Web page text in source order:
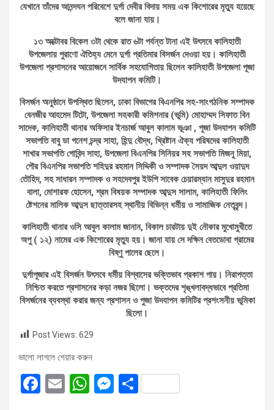
যেখানে তাঁদের আনন্দঘন পরিবেশে দুর্গা দেবীর বিদায় সময় এক কিশোরের মৃত্যু হয়েছে
বলে জানা যায়।
১৩ অক্টোবর বিকেল ৩টা থেকে রাত ৬টা পর্যন্ত টানা এই উৎসবে কালিহাতী
উপজেলায় পুরাণো ঐতিহ্য মেনে দুর্গা প্রতিমার বিসর্জন দেওয়া হয়। কালিহাতী
উপজেলা প্রশাসনের আয়োজনে সার্বিক সহযোগিতায় ছিলেন কালিহাতী উপজেলা পূজা
উদযাপন কমিটি।
বিসর্জন অনুষ্ঠানে উপস্থিত ছিলেন, ঢাকা বিভাগের বিএনপির সহ-সাংগঠনিক সম্পাদক
বেনজীর আহমেদ টিটো, উপজেলা সহকারী কমিশনার (ভূমি) মোহাম্মদ সিফাত বিন
সাদেক, কালিহাতী থানার অফিসার ইনচার্জ আবুল কালাম ভূঞা , পূজা উদযাপন কমিটি
সভাপতি বাবু ডা গনেশ চন্দ্র সাহা, হিন্দু বৌদ্ধ, খ্রিষ্টান ঐক্য পরিষদের কালিহাতী
শাখার সভাপতি গোবিন্দ সাহা, উপজেলা বিএনপির সিনিয়র সহ সভাপতি মিজনু মিয়া,
পৌর বিএনপির সভাপতি শহিদুর রহমান সিদ্দিকী ও সম্পাদক সৈয়দ আব্দুল ওয়াদুদ
তৌহিদ, সহ সাধারন সম্পাদক ও সহদেবপুর ইউপি সাবেক চেয়ারম্যান মাসুদুর রহমান
বালা, মোশারফ হোসেন, শ্রম বিষয়ক সম্পাদক আব্দুস সালাম, কালিহাতী ফিলিং
ষ্টেশনের মালিক আব্দুস ছাত্তারসহ স্থানীয় বিভিন্ন ধর্মীয় ও সামাজিক নেতৃবৃন্দ।
কালিহাতী থানার ওসি আবুল কালাম জানান, বিকাল চারটায় দুই নৌকার মুখোমুখীতে
অপু ( ১২) নামের এক কিশোরের মৃত্যু হয়। জানা যায় সে দক্ষিন বেতডোবা গ্রামের
বিষ্ণু পালের ছেলে।
দুর্গাপূজার এই বিসর্জন উৎসবে ধর্মীয় বিশ্বাসের ভক্তিভাব প্রকাশ পায়। নিরাপত্তা
নিশ্চিত করতে প্রশাসনের কড়া নজর ছিলো। ভক্তদের শৃঙ্খলাবদ্ধভাবে প্রতিমা
বিসর্জনের ব্যবস্থা করার জন্য প্রশাসন ও পুজা উদযাপন কমিটির প্রশংসনীয় ভূমিকা
ছিলো।
Post Views: 629
ভালো লাগলে শেয়ার করুন
F
E
W M S